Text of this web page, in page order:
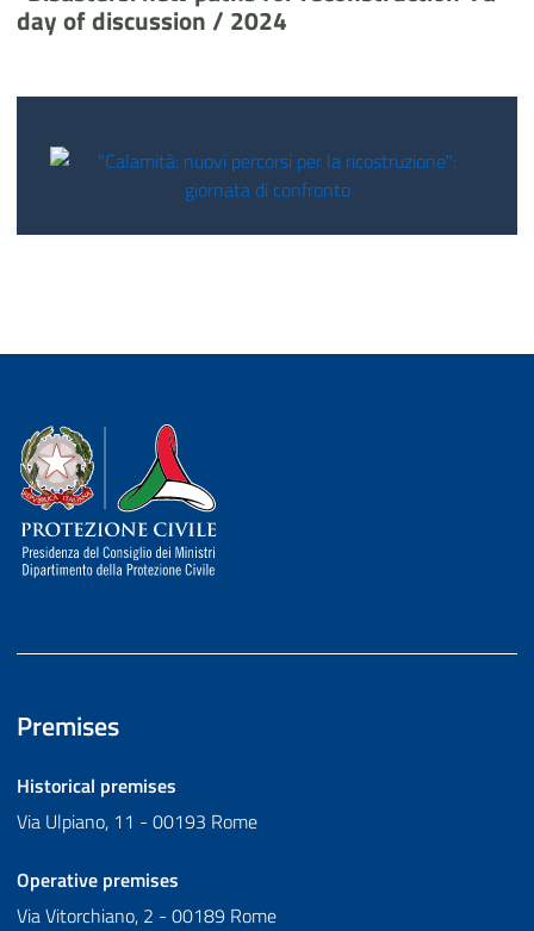
day of discussion / 2024
Dipartimento della Protezione Civile
Premises
Historical premises
Via Ulpiano, 11 - 00193 Rome
Operative premises
Via Vitorchiano, 2 - 00189 Rome